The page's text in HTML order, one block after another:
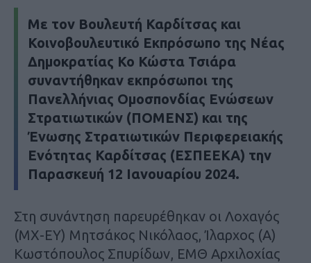
Με τον Βουλευτή Καρδίτσας και
Κοινοβουλευτικό Εκπρόσωπο της Νέας
Δημοκρατίας Κο Κώστα Τσιάρα
συναντήθηκαν εκπρόσωποι της
Πανελλήνιας Ομοσπονδίας Ενώσεων
Στρατιωτικών (ΠΟΜΕΝΣ) και της
Ένωσης Στρατιωτικών Περιφερειακής
Ενότητας Καρδίτσας (ΕΣΠΕΕΚΑ) την
Παρασκευή 12 Ιανουαρίου 2024.
Στη συνάντηση παρευρέθηκαν οι Λοχαγός
(ΜΧ-ΕΥ) Μητσάκος Νικόλαος, Ίλαρχος (Α)
Κωστόπουλος Σπυρίδων, ΕΜΘ Αρχιλοχίας